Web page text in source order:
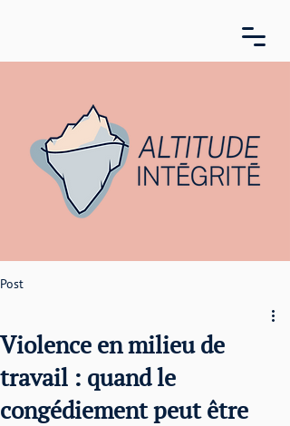
Post
Violence en milieu de
travail : quand le
congédiement peut être